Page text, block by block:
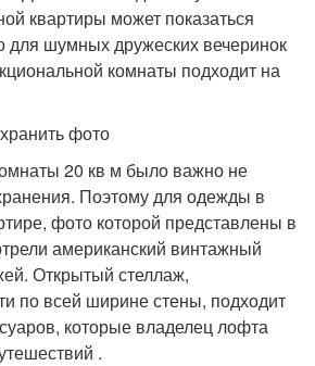
квартиры может показаться
для шумных дружеских вечеринок
комнаты подходит на
фото
20 кв м было важно не
Поэтому для одежды в
фото которой представлены в
американский винтажный
Открытый стеллаж,
по всей ширине стены, подходит
которые владелец лофта
.